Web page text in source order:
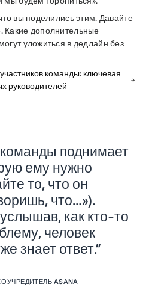
вы поделились этим. Давайте
Какие дополнительные
уложиться в дедлайн без
команды: ключевая
руководителей
команды поднимает
ему нужно
то, что он
что…»).
как кто-то
человек
знает ответ.”
ASANA